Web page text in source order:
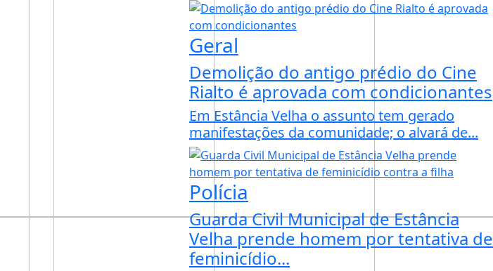
Geral
Demolição do antigo prédio do Cine
Rialto é aprovada com condicionantes
Em Estância Velha o assunto tem gerado
manifestações da comunidade; o alvará de...
Polícia
Guarda Civil Municipal de Estância
Velha prende homem por tentativa de
feminicídio...